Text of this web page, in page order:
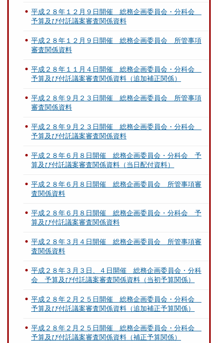
平成２８年１２月９日開催 総務企画委員会・分科会
予算及び付託議案審査関係資料
平成２８年１２月９日開催 総務企画委員会 所管事項
審査関係資料
平成２８年１１月４日開催 総務企画委員会・分科会
予算及び付託議案審査関係資料（追加補正関係）
平成２８年９月２３日開催 総務企画委員会 所管事項
審査関係資料
平成２８年９月２３日開催 総務企画委員会・分科会
予算及び付託議案審査関係資料
平成２８年６月８日開催 総務企画委員会・分科会 予
算及び付託議案審査関係資料（当日配付資料）
平成２８年６月８日開催 総務企画委員会 所管事項審
査関係資料
平成２８年６月８日開催 総務企画委員会・分科会 予
算及び付託議案審査関係資料
平成２８年３月４日開催 総務企画委員会 所管事項審
査関係資料
平成２８年３月３日、４日開催 総務企画委員会・分科
会 予算及び付託議案審査関係資料（当初予算関係）
平成２８年２月２５日開催 総務企画委員会・分科会
予算及び付託議案審査関係資料（追加補正予算関係）
平成２８年２月２５日開催 総務企画委員会・分科会
予算及び付託議案審査関係資料（補正予算関係）